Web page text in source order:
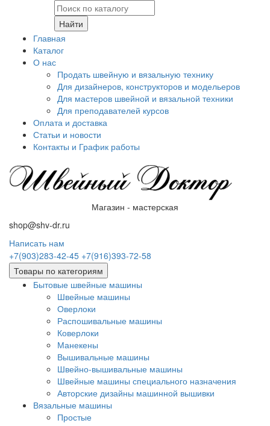
Найти
Главная
Каталог
О нас
Продать швейную и вязальную технику
Для дизайнеров, конструкторов и модельеров
Для мастеров швейной и вязальной техники
Для преподавателей курсов
Оплата и доставка
Статьи и новости
Контакты и График работы
Магазин - мастерская
shop@shv-dr.ru
Написать нам
+7(903)283-42-45 +7(916)393-72-58
Товары по категориям
Бытовые швейные машины
Швейные машины
Оверлоки
Распошивальные машины
Коверлоки
Манекены
Вышивальные машины
Швейно-вышивальные машины
Швейные машины специального назначения
Авторские дизайны машинной вышивки
Вязальные машины
Простые